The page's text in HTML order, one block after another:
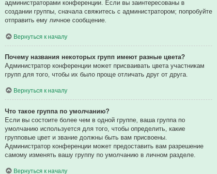
администраторами конференции. Если вы заинтересованы в
создании группы, сначала свяжитесь с администратором; попробуйте
отправить ему личное сообщение.
Вернуться к началу
Почему названия некоторых групп имеют разные цвета?
Администратор конференции может присваивать цвета участникам
групп для того, чтобы их было проще отличать друг от друга.
Вернуться к началу
Что такое группа по умолчанию?
Если вы состоите более чем в одной группе, ваша группа по
умолчанию используется для того, чтобы определить, какие
групповые цвет и звание должны быть вам присвоены.
Администратор конференции может предоставить вам разрешение
самому изменять вашу группу по умолчанию в личном разделе.
Вернуться к началу